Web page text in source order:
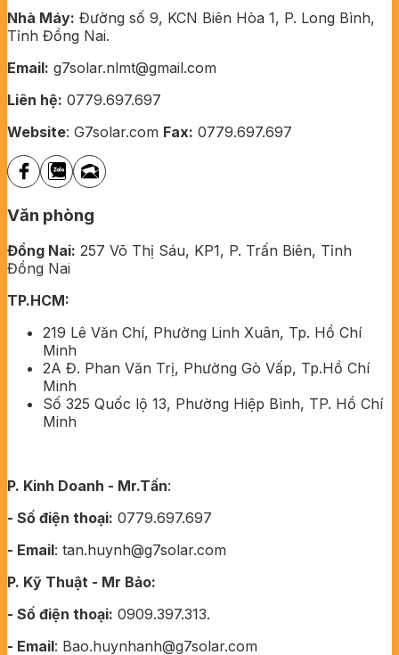
Nhà Máy: Đường số 9, KCN Biên Hòa 1, P. Long Bình,
Tỉnh Đồng Nai.
Email: g7solar.nlmt@gmail.com
Liên hệ: 0779.697.697
Website: G7solar.com Fax: 0779.697.697
Văn phòng
Đồng Nai: 257 Võ Thị Sáu, KP1, P. Trấn Biên, Tỉnh
Đồng Nai
TP.HCM:
219 Lê Văn Chí, Phường Linh Xuân, Tp. Hồ Chí
Minh
2A Đ. Phan Văn Trị, Phường Gò Vấp, Tp.Hồ Chí
Minh
Số 325 Quốc lộ 13, Phường Hiệp Bình, TP. Hồ Chí
Minh
P. Kinh Doanh - Mr.Tấn:
- Số điện thoại: 0779.697.697
- Email: tan.huynh@g7solar.com
P. Kỹ Thuật - Mr Bảo:
- Số điện thoại: 0909.397.313.
- Email: Bao.huynhanh@g7solar.com